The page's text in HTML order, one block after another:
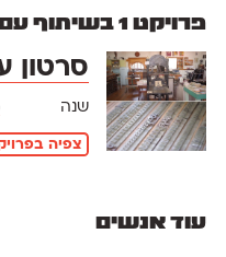
פרויקט 1 בשיתוף עם אאא
סרטון
שנה
צפיה
עוד אנשים